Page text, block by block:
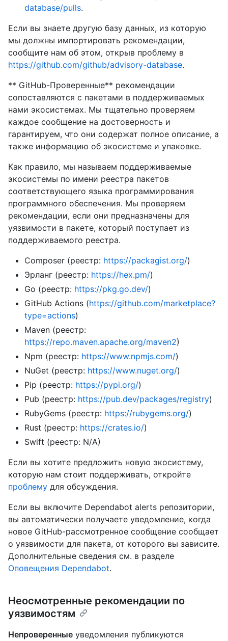
database/pulls.
Если вы знаете другую базу данных, из которую
мы должны импортировать рекомендации,
сообщите нам об этом, открыв проблему в
https://github.com/github/advisory-database.
** GitHub-Проверенные** рекомендации
сопоставляются с пакетами в поддерживаемых
нами экосистемах. Мы тщательно проверяем
каждое сообщение на достоверность и
гарантируем, что они содержат полное описание, а
также информацию об экосистеме и упаковке.
Как правило, мы называем поддерживаемые
экосистемы по имени реестра пакетов
соответствующего языка программирования
программного обеспечения. Мы проверяем
рекомендации, если они предназначены для
уязвимости в пакете, который поступает из
поддерживаемого реестра.
Composer (реестр: https://packagist.org/)
Эрланг (реестр: https://hex.pm/)
Go (реестр: https://pkg.go.dev/)
GitHub Actions (https://github.com/marketplace?
type=actions)
Maven (реестр:
https://repo.maven.apache.org/maven2)
Npm (реестр: https://www.npmjs.com/)
NuGet (реестр: https://www.nuget.org/)
Pip (реестр: https://pypi.org/)
Pub (реестр: https://pub.dev/packages/registry)
RubyGems (реестр: https://rubygems.org/)
Rust (реестр: https://crates.io/)
Swift (реестр: N/A)
Если вы хотите предложить новую экосистему,
которую нам стоит поддерживать, откройте
проблему для обсуждения.
Если вы включите Dependabot alerts репозитории,
вы автоматически получаете уведомление, когда
новое GitHub-рассмотренное сообщение сообщает
о уязвимости для пакета, от которого вы зависите.
Дополнительные сведения см. в разделе
Оповещения Dependabot.
Неосмотренные рекомендации по
уязвимостям
Непроверенные уведомления публикуются